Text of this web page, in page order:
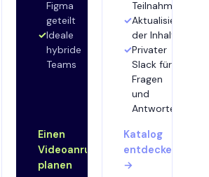
Figma
geteilt
Ideale
hybride
Teams
Einen
Videoanruf
planen
Aktualisierung
der Inhalte
Privater
Slack für
Fragen
und
Antworten
Katalog
entdecken
→